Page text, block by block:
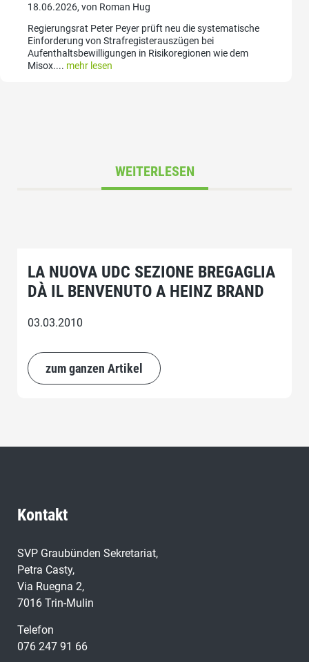
18.06.2026, von Roman Hug
Regierungsrat Peter Peyer prüft neu die systematische
Einforderung von Strafregisterauszügen bei
Aufenthaltsbewilligungen in Risikoregionen wie dem
Misox.... mehr lesen
WEITERLESEN
LA NUOVA UDC SEZIONE BREGAGLIA
DÀ IL BENVENUTO A HEINZ BRAND
03.03.2010
zum ganzen Artikel
Kontakt
SVP Graubünden Sekretariat,
Petra Casty,
Via Ruegna 2,
7016 Trin-Mulin
Telefon
076 247 91 66